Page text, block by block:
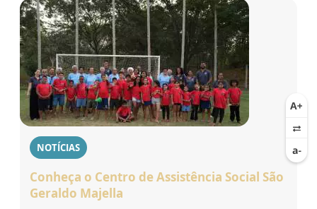
NOTÍCIAS
Conheça o Centro de Assistência Social São
Geraldo Majella